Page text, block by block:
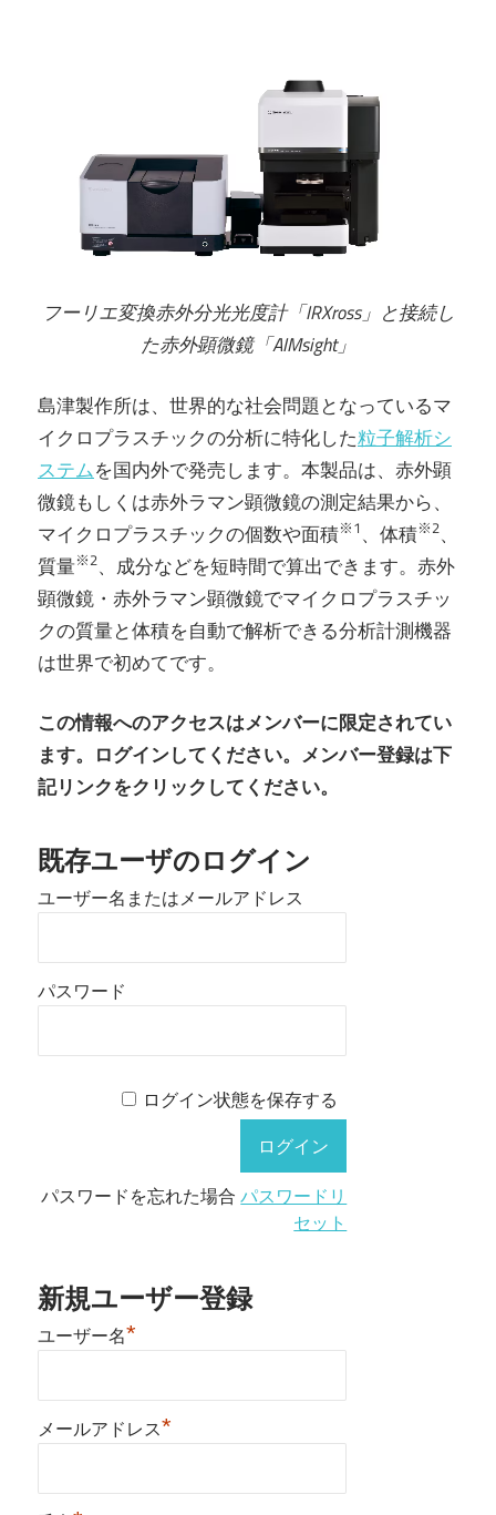
フーリエ変換赤外分光光度計「IRXross」と接続し
た赤外顕微鏡「AIMsight」
島津製作所は、世界的な社会問題となっているマ
イクロプラスチックの分析に特化した粒子解析シ
ステムを国内外で発売します。本製品は、赤外顕
微鏡もしくは赤外ラマン顕微鏡の測定結果から、
マイクロプラスチックの個数や面積※1 、体積※2、
質量※2、成分などを短時間で算出できます。赤外
顕微鏡・赤外ラマン顕微鏡でマイクロプラスチッ
クの質量と体積を自動で解析できる分析計測機器
は世界で初めてです。
この情報へのアクセスはメンバーに限定されてい
ます。ログインしてください。メンバー登録は下
記リンクをクリックしてください。
既存ユーザのログイン
ユーザー名またはメールアドレス
パスワード
ログイン状態を保存する
パスワードを忘れた場合パスワードリ
セット
新規ユーザー登録
ユーザー名*
メールアドレス*